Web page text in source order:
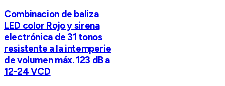
Combinacion de baliza
LED color Rojo y sirena
electrónica de 31 tonos
resistente a la intemperie
de volumen máx. 123 dB a
12-24 VCD